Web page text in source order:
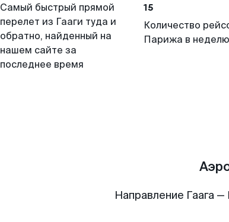
Самый быстрый прямой
перелет из Гааги туда и
обратно, найденный на
нашем сайте за
последнее время
15
Количество
Парижа в неделю
Направление Гаага